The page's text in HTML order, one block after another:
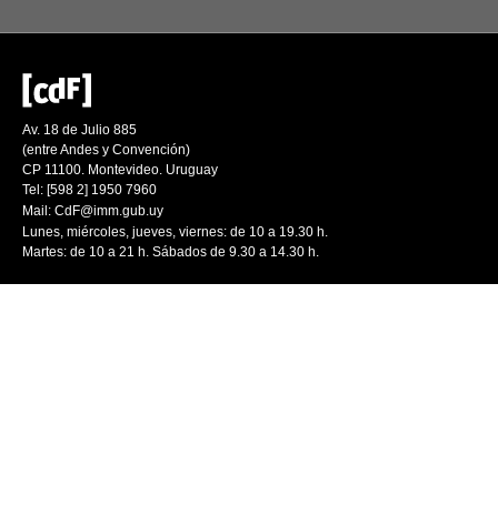
Av. 18 de Julio 885
(entre Andes y Convención)
CP 11100. Montevideo. Uruguay
Tel: [598 2] 1950 7960
Mail: CdF@imm.gub.uy
Lunes, miércoles, jueves, viernes: de 10 a 19.30 h.
Martes: de 10 a 21 h. Sábados de 9.30 a 14.30 h.